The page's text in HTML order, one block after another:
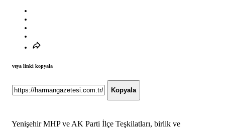
veya linki kopyala
Kopyala
Yenişehir MHP ve AK Parti İlçe Teşkilatları, birlik ve